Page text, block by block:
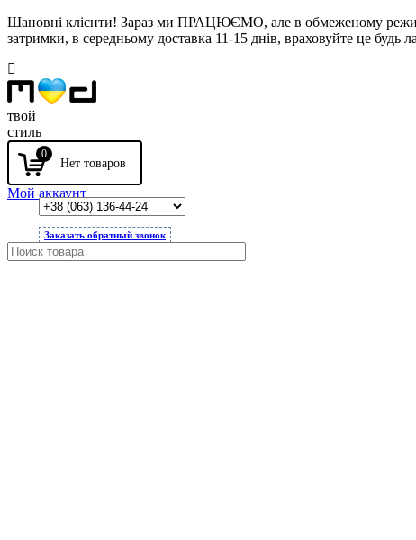
Шановні клієнти! Зараз ми ПРАЦЮЄМО, але в обмеженому
затримки, в середньому доставка 11-15 днів, враховуйте це будь
твой
стиль
0
Мой аккаунт
Заказать обратный звонок